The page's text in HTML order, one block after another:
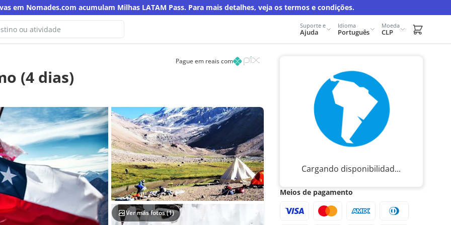
em Nomades.com acumulam Milhas LATAM Pass. Para mais detalhes, veja os termos e condições.
Suporte e
Ajuda
Idioma
Português
Moeda
CLP Carrito
Ver más fotos (1)
Pague em reais com
(4 dias)
Cargando disponibilidad...
Meios de pagamento